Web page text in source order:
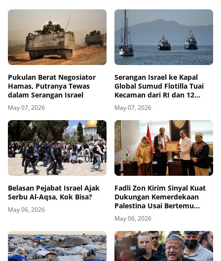
Pukulan Berat Negosiator
Hamas, Putranya Tewas
dalam Serangan Israel
May 07, 2026
Serangan Israel ke Kapal
Global Sumud Flotilla Tuai
Kecaman dari RI dan 12
Negara
May 07, 2026
Belasan Pejabat Israel Ajak
Serbu Al-Aqsa, Kok Bisa?
May 06, 2026
Fadli Zon Kirim Sinyal Kuat
Dukungan Kemerdekaan
Palestina Usai Bertemu
Delegasi di Kemenbud
May 06, 2026